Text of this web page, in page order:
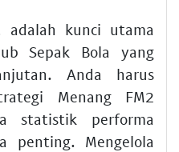
adalah kunci utama
Sepak Bola yang
Anda harus
Menang FM2
statistik performa
penting. Mengelola